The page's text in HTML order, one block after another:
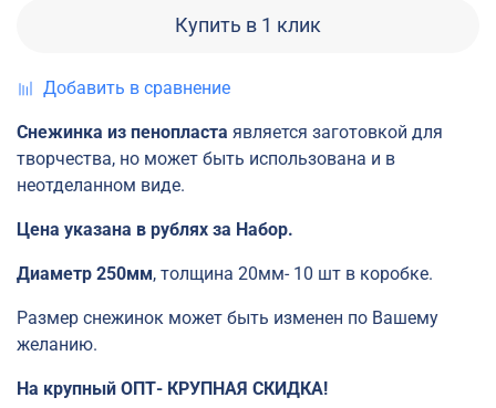
Купить в 1 клик
Добавить в сравнение
Снежинка из пенопласта является заготовкой для
творчества, но может быть использована и в
неотделанном виде.
Цена указана в рублях за Набор.
Диаметр 250мм, толщина 20мм- 10 шт в коробке.
Размер снежинок может быть изменен по Вашему
желанию.
На крупный ОПТ- КРУПНАЯ СКИДКА!